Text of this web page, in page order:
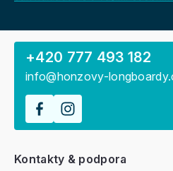
Kontakty & podpora
+420 777 493 182
info@honzovy-